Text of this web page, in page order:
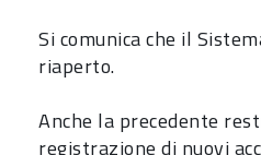
Si comunica che il
riaperto.
Anche la precedente
registrazione di nuovi